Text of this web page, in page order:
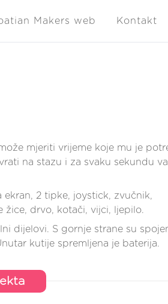
Makers web Kontakt
mjeriti vrijeme koje mu je
na stazu i za svaku sekundu
2 tipke, joystick, zvučnik,
žice, drvo, kotači, vijci, ljepilo.
dijelovi. S gornje strane su
kutije spremljena je baterija.